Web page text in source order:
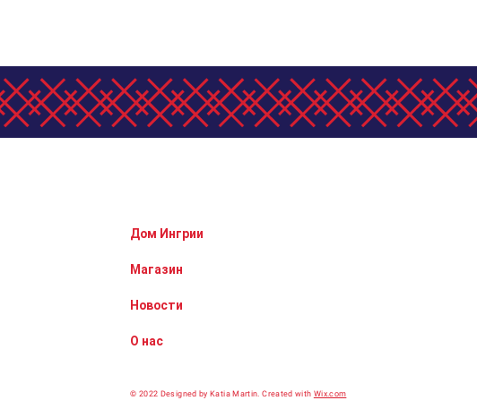
Дом Ингрии
Магазин
Новости
О нас
© 2022 Designed by Katia Martin.Сreated with Wix.com